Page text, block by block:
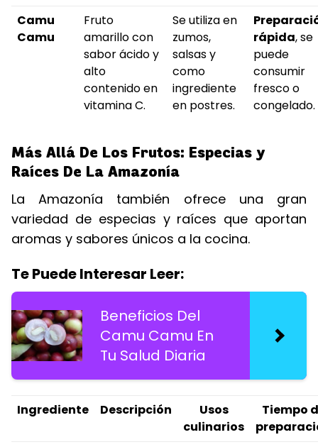
Camu
Camu
Fruto
amarillo con
sabor ácido y
alto
contenido en
vitamina C.
Se utiliza en
zumos,
salsas y
como
ingrediente
en postres.
rápida, se
puede
consumir
fresco o
congelado.
Más Allá De Los Frutos: Especias y
Raíces De La Amazonía
La Amazonía también ofrece una gran
variedad de especias y raíces que aportan
aromas y sabores únicos a la cocina.
Te Puede Interesar Leer:
Beneficios Del
Camu Camu En
Tu Salud Diaria
Ingrediente Descripción
Usos
culinarios
Tiempo